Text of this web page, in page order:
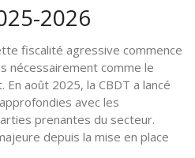
2026
fiscalité agressive commence
nécessairement comme le
août 2025, la CBDT a lancé
avec les
prenantes du secteur.
depuis la mise en place